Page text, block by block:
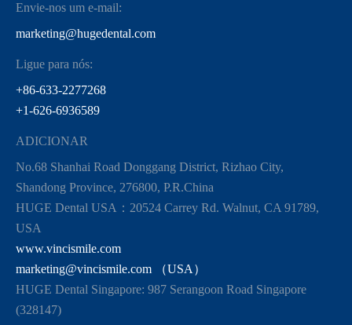
Envie-nos um e-mail:
marketing@hugedental.com
Ligue para nós:
+86-633-2277268
+1-626-6936589
ADICIONAR
No.68 Shanhai Road Donggang District, Rizhao City,
Shandong Province, 276800, P.R.China
HUGE Dental USA：20524 Carrey Rd. Walnut, CA 91789,
USA
www.vincismile.com
marketing@vincismile.com （USA）
HUGE Dental Singapore: 987 Serangoon Road Singapore
(328147)